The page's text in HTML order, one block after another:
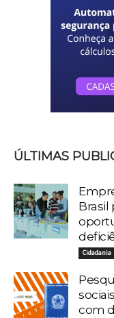
ÚLTIMAS
Brasil
Cidadania
com